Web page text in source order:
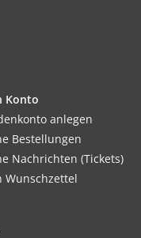
Konto
anlegen
Bestellungen
Nachrichten (Tickets)
Wunschzettel